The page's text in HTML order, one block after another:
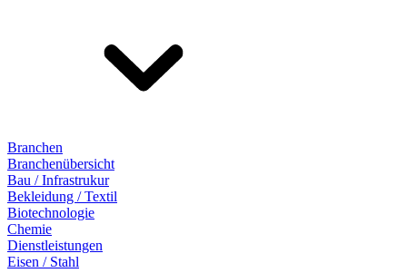
Branchen
Branchenübersicht
Bau / Infrastrukur
Bekleidung / Textil
Biotechnologie
Chemie
Dienstleistungen
Eisen / Stahl